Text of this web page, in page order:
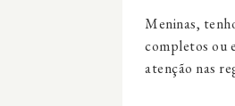
Meninas,
completos ou
atenção nas